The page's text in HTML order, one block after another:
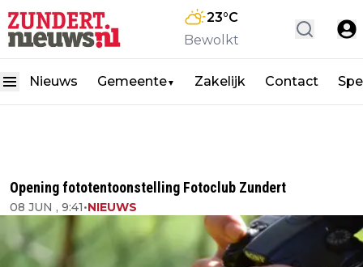
23°C
Bewolkt
Nieuws Gemeente▼ Zakelijk Contact
Opening fototentoonstelling Fotoclub Zundert
08 JUN , 9:41•NIEUWS